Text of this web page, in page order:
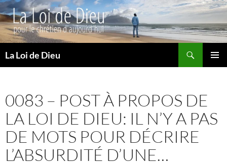
La Loi de Dieu
0083 – POST À PROPOS DE
LA LOI DE DIEU: IL N’Y A PAS
DE MOTS POUR DÉCRIRE
L’ABSURDITÉ D’UNE…